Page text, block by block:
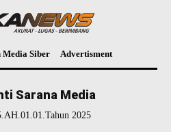
Media Siber Advertisment
Sarana Media
2025